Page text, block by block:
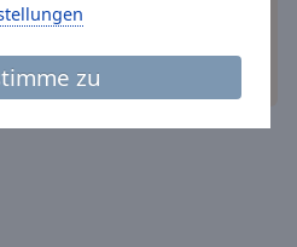
zu
Optionen